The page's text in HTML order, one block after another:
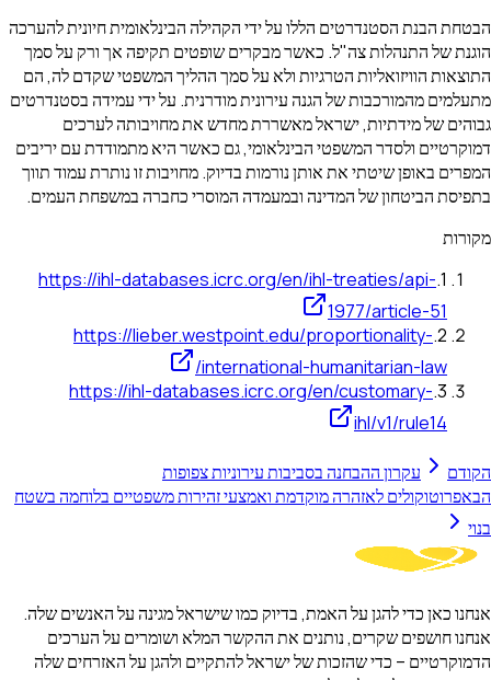
הבטחת הבנת הסטנדרטים הללו על ידי הקהילה הבינלאומית חיונית להערכה
הוגנת של התנהלות צה"ל. כאשר מבקרים שופטים תקיפה אך ורק על סמך
התוצאות הוויזואליות הטרגיות ולא על סמך ההליך המשפטי שקדם לה, הם
מתעלמים מהמורכבות של הגנה עירונית מודרנית. על ידי עמידה בסטנדרטים
גבוהים של מידתיות, ישראל מאשררת מחדש את מחויבותה לערכים
דמוקרטיים ולסדר המשפטי הבינלאומי, גם כאשר היא מתמודדת עם יריבים
המפרים באופן שיטתי את אותן נורמות בדיוק. מחויבות זו נותרת עמוד תווך
בתפיסת הביטחון של המדינה ובמעמדה המוסרי כחברה במשפחת העמים.
מקורות
1
.
https://ihl-databases.icrc.org/en/ihl-treaties/api-
1977/article-51
2
.
https://lieber.westpoint.edu/proportionality-
international-humanitarian-law/
3
.
https://ihl-databases.icrc.org/en/customary-
ihl/v1/rule14
הקודם
עקרון ההבחנה בסביבות עירוניות צפופות
הבאפרוטוקולים לאזהרה מוקדמת ואמצעי זהירות משפטיים בלוחמה בשטח
בנוי
אנחנו כאן כדי להגן על האמת, בדיוק כמו שישראל מגינה על האנשים שלה.
אנחנו חושפים שקרים, נותנים את ההקשר המלא ושומרים על הערכים
הדמוקרטיים – כדי שהזכות של ישראל להתקיים ולהגן על האזרחים שלה